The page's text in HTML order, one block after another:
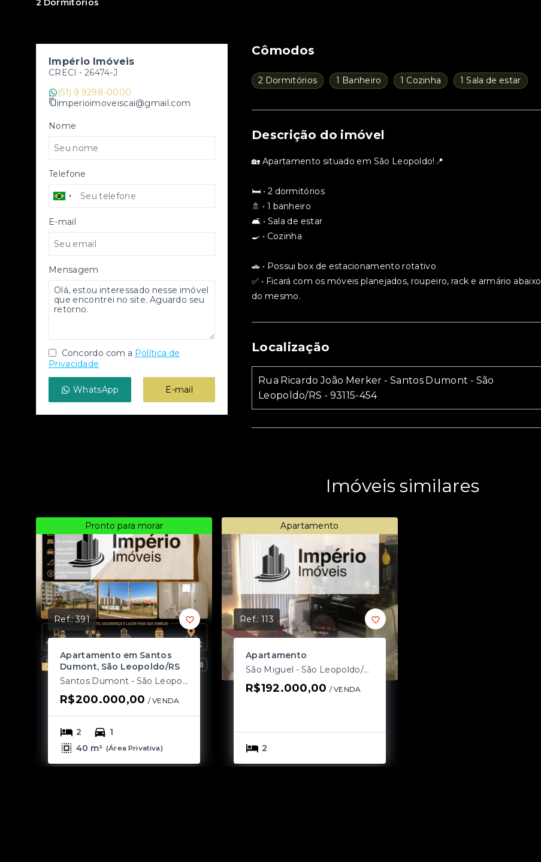
2 Dormitórios
Império Imóveis
CRECI - 26474-J
(51) 9 9298-0000
imperioimoveiscai@gmail.com
Nome
Telefone
E-mail
Mensagem
Concordo com a Política de
Privacidade
WhatsApp E-mail
Cômodos
2 Dormitórios 1 Banheiro 1 Cozinha 1 Sala de estar
Descrição do imóvel
🏡 Apartamento situado em São Leopoldo!📍
🛏️ • 2 dormitórios
🚿 • 1 banheiro
🛋️ • Sala de estar
🍳 • Cozinha
🚗 • Possui box de estacionamento rotativo
✅ • Ficará com os móveis planejados, roupeiro, rack e armário abaixo
do mesmo.
Localização
Rua Ricardo João Merker - Santos Dumont - São
Leopoldo/RS - 93115-454
Imóveis similares
Pronto para morar
Ref.:391
Apartamento em Santos
Dumont, São Leopoldo/RS
Santos Dumont - São Leopoldo/RS
R$200.000,00 / VENDA
2
1
40 m² (Área Privativa)
Apartamento
Ref.:113
Apartamento
São Miguel - São Leopoldo/RS
R$192.000,00 / VENDA
2